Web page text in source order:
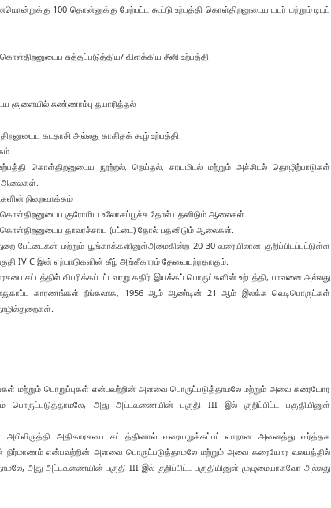
100 தொன்னுக்கு மேற்பட்ட கூட்டு உற்பத்தி கொள்திறனுடைய டயர் மற்றும் டியுப்
சுத்தப்படுத்திய/ விளக்கிய சீனி உற்பத்தி
சுண்ணாம்பு தயாரித்தல்
கடதாசி அல்லது காகிதக் கூழ் உற்பத்தி.
கொள்திறனுடைய நூற்றல், நெய்தல், சாயமிடல் மற்றும் அச்சிடல் தொழிற்பாடுகள்
ஆலைகள்.
நிறைவாக்கம்
குரோமிய உலோகப்பூச்சு தோல் பதனிடும் ஆலைகள்.
தாவரச்சாய (பட்டை) தோல் பதனிடும் ஆலைகள்.
பேட்டைகள் மற்றும் பூங்காக்களினுள்அமைகின்ற 20-30 வரையிலான குறிப்பிடப்பட்டுள்ள
IV C இன் ஏற்பாடுகளின் கீழ் அங்கீகாரம் தேவையற்றதாகும்.
விபரிக்கப்பட்டவாறு கதிர் இயக்கப் பொருட்களின் உற்பத்தி, பாவனை அல்லது
காரணங்கள் நீங்கலாக, 1956 ஆம் ஆண்டின் 21 ஆம் இலக்க வெடிபொருட்கள்
மற்றும் பொறுப்புகள் என்பவற்றின் அளவை பொருட்படுத்தாமலே மற்றும் அவை கரையோர
அது அட்டவணையின் பகுதி III இல் குறிப்பிட்ட பகுதியினுள்
அதிகாரசபை சட்டத்தினால் வரையறுக்கப்பட்டவாறான அனைத்து வர்த்தக
நிர்மாணம் என்பவற்றின் அளவை பொருட்படுத்தாமலே மற்றும் அவை கரையோர வலயத்தில்
அது அட்டவணையின் பகுதி III இல் குறிப்பிட்ட பகுதியினுள் முழுமையாகவோ அல்லது